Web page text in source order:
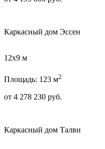
Каркасный дом Эссен
12х9 м
Площадь: 123 м2
от 4 278 230 руб.
Каркасный дом Талви